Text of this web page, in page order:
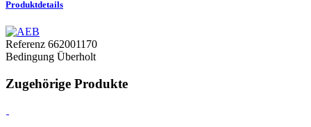
Produktdetails
Referenz 662001170
Bedingung Überholt
Zugehörige Produkte